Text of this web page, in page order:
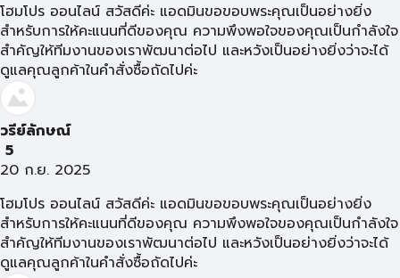
โฮมโปร ออนไลน์ สวัสดีค่ะ แอดมินขอขอบพระคุณเป็นอย่างยิ่ง
สำหรับการให้คะแนนที่ดีของคุณ ความพึงพอใจของคุณเป็นกำลังใจ
สำคัญให้ทีมงานของเราพัฒนาต่อไป และหวังเป็นอย่างยิ่งว่าจะได้
ดูแลคุณลูกค้าในคำสั่งซื้อถัดไปค่ะ
วรีย์ลักษณ์
5
20 ก.ย. 2025
โฮมโปร ออนไลน์ สวัสดีค่ะ แอดมินขอขอบพระคุณเป็นอย่างยิ่ง
สำหรับการให้คะแนนที่ดีของคุณ ความพึงพอใจของคุณเป็นกำลังใจ
สำคัญให้ทีมงานของเราพัฒนาต่อไป และหวังเป็นอย่างยิ่งว่าจะได้
ดูแลคุณลูกค้าในคำสั่งซื้อถัดไปค่ะ